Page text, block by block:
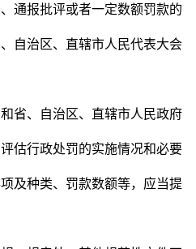
通报批评或者一定数额罚款的
自治区、直辖市人民代表大会
、自治区、直辖市人民政府
估行政处罚的实施情况和必要
及种类、罚款数额等，应当提